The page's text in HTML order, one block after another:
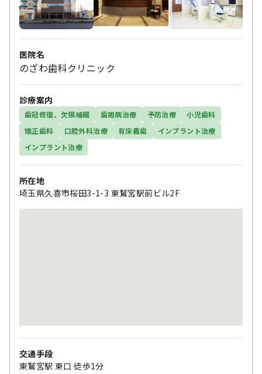
医院名
のざわ歯科クリニック
診療案内
歯冠修復、欠損補綴 歯周病治療 予防治療
小児歯科
矯正歯科
口腔外科治療 有床義歯
インプラント治療
インプラント治療
所在地
埼玉県久喜市桜田3-1-3 東鷲宮駅前ビル2F
交通手段
東鷲宮駅 東口 徒歩1分